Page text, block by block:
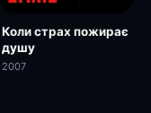
Коли страх пожирає
душу
2007